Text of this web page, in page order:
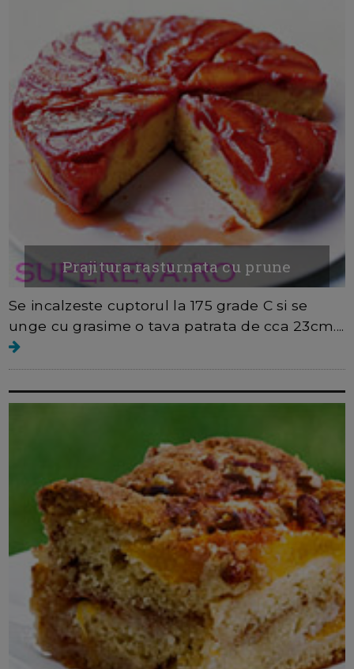
Prajitura rasturnata cu prune
Se incalzeste cuptorul la 175 grade C si se
unge cu grasime o tava patrata de cca 23cm....